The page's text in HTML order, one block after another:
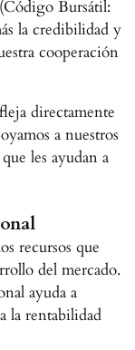
Bursátil:
la credibilidad y
cooperación
directamente
a nuestros
les ayudan a
recursos que
del mercado.
ayuda a
la rentabilidad